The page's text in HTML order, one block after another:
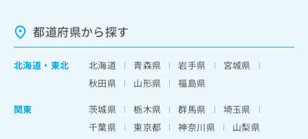
都道府県から探す
北海道 ・ 東北 北海道 青森県 岩手県
宮城県
秋田県
山形県
福島県
関東
茨城県 栃木県 群馬県
埼玉県
千葉県
東京都 神奈川県
山梨県